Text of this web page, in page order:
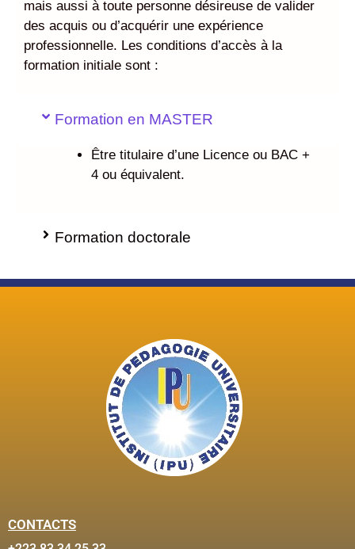
mais aussi à toute personne désireuse de valider
des acquis ou d’acquérir une expérience
professionnelle. Les conditions d’accès à la
formation initiale sont :
Formation en MASTER
Être titulaire d’une Licence ou BAC +
4 ou équivalent.
Formation doctorale
CONTACTS